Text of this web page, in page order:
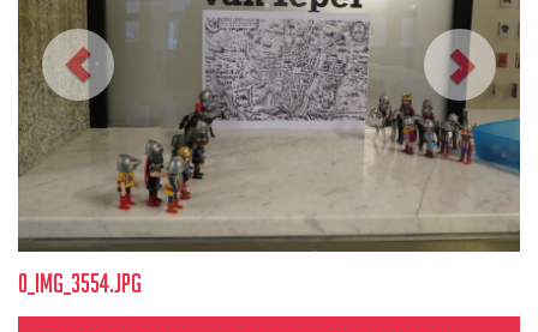
0_img_3554.jpg